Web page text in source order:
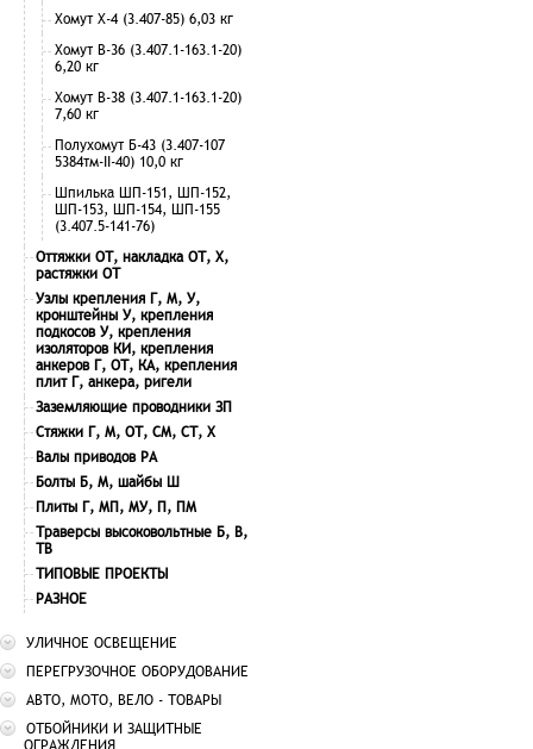
Хомут Х-4 (3.407-85) 6,03 кг
Хомут В-36 (3.407.1-163.1-20)
6,20 кг
Хомут В-38 (3.407.1-163.1-20)
7,60 кг
Полухомут Б-43 (3.407-107
5384тм-II-40) 10,0 кг
Шпилька ШП-151, ШП-152,
ШП-153, ШП-154, ШП-155
(3.407.5-141-76)
Оттяжки ОТ, накладка ОТ, Х,
растяжки ОТ
Узлы крепления Г, М, У,
кронштейны У, крепления
подкосов У, крепления
изоляторов КИ, крепления
анкеров Г, ОТ, КА, крепления
плит Г, анкера, ригели
Заземляющие проводники ЗП
Стяжки Г, М, ОТ, СМ, СТ, Х
Валы приводов РА
Болты Б, М, шайбы Ш
Плиты Г, МП, МУ, П, ПМ
Траверсы высоковольтные Б, В,
ТВ
ТИПОВЫЕ ПРОЕКТЫ
РАЗНОЕ
УЛИЧНОЕ ОСВЕЩЕНИЕ
ПЕРЕГРУЗОЧНОЕ ОБОРУДОВАНИЕ
АВТО, МОТО, ВЕЛО - ТОВАРЫ
ОТБОЙНИКИ И ЗАЩИТНЫЕ
ОГРАЖДЕНИЯ